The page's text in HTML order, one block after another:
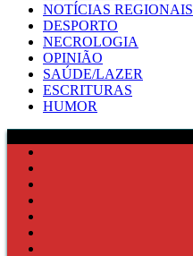
NOTÍCIAS REGIONAIS
DESPORTO
NECROLOGIA
OPINIÃO
SAÚDE/LAZER
ESCRITURAS
HUMOR